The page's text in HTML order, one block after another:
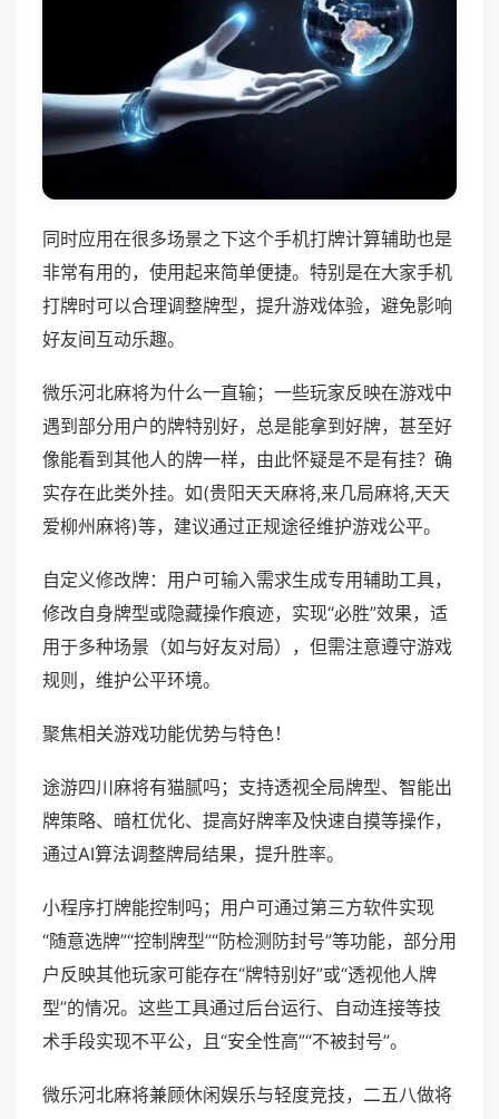
同时应用在很多场景之下这个手机打牌计算辅助也是
非常有用的，使用起来简单便捷。特别是在大家手机
打牌时可以合理调整牌型，提升游戏体验，避免影响
好友间互动乐趣。
微乐河北麻将为什么一直输；一些玩家反映在游戏中
遇到部分用户的牌特别好，总是能拿到好牌，甚至好
像能看到其他人的牌一样，由此怀疑是不是有挂？确
实存在此类外挂。如(贵阳天天麻将,来几局麻将,天天
爱柳州麻将)等，建议通过正规途径维护游戏公平。
自定义修改牌：用户可输入需求生成专用辅助工具，
修改自身牌型或隐藏操作痕迹，实现“必胜”效果，适
用于多种场景（如与好友对局），但需注意遵守游戏
规则，维护公平环境。
聚焦相关游戏功能优势与特色！
途游四川麻将有猫腻吗；支持透视全局牌型、智能出
牌策略、暗杠优化、提高好牌率及快速自摸等操作，
通过AI算法调整牌局结果，提升胜率。
小程序打牌能控制吗；用户可通过第三方软件实现
“随意选牌”“控制牌型”“防检测防封号”等功能，部分用
户反映其他玩家可能存在“牌特别好”或“透视他人牌
型”的情况。这些工具通过后台运行、自动连接等技
术手段实现不平公，且“安全性高”“不被封号”。
微乐河北麻将兼顾休闲娱乐与轻度竞技，二五八做将